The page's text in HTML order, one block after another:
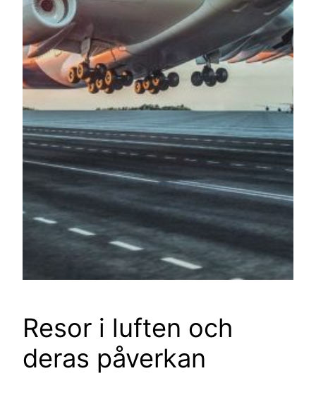
Resor i luften och
deras påverkan